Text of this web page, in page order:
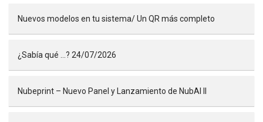
Nuevos modelos en tu sistema/ Un QR más completo
¿Sabía qué …? 24/07/2026
Nubeprint – Nuevo Panel y Lanzamiento de NubAI II